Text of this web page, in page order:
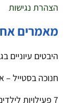
הצהרת נגישות
מאמרים
היבטים
חנוכה בסטייל –
7 פעילויות לילדים שיעודדו חשיבה יצירתית מחוץ לקופסא